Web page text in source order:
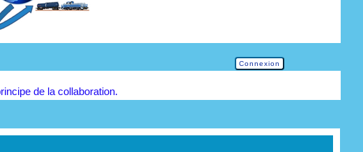
Connexion
de la collaboration.